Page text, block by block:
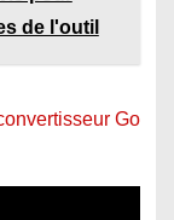
de l'outil
Go